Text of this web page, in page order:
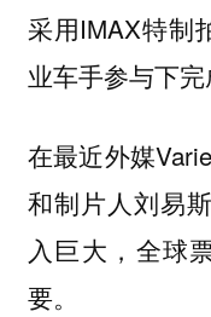
采用IMAX特制
业车手参与下完
在最近外媒
和制片人刘易
入巨大，全球
要。